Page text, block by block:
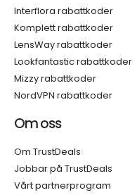
Interflora rabattkoder
Komplett rabattkoder
LensWay rabattkoder
Lookfantastic rabattkoder
Mizzy rabattkoder
NordVPN rabattkoder
Om oss
Om TrustDeals
Jobbar på TrustDeals
Vårt partnerprogram